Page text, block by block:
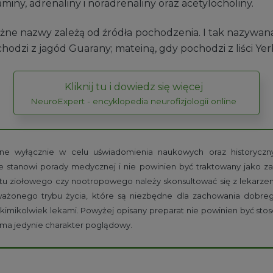
adrenaliny i noradrenaliny oraz acetylocholiny.
nazwy zależą od źródła pochodzenia. I tak
z jagód Guarany; mateiną, gdy pochodzi z liści
Kliknij tu i dowiedz się więcej
NeuroExpert - encyklopedia neurofizjologii online
wyłącznie w celu uświadomienia naukowych oraz
stanowi porady medycznej i nie powinien być traktowany jako
ziołowego czy nootropowego należy skonsultować się z
trybu życia, które są niezbędne dla zachowania
lekami. Powyżej opisany preparat nie powinien być
jedynie charakter poglądowy.